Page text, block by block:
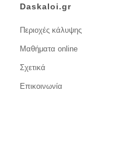
Daskaloi.gr
Περιοχές κάλυψης
Μαθήματα online
Σχετικά
Επικοινωνία